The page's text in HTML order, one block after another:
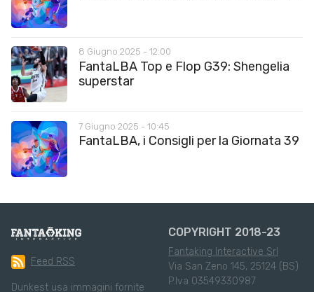
8 Giugno 2025 - 12:00
FantaLBA Top e Flop G39: Shengelia
superstar
7 Giugno 2025 - 10:45
FantaLBA, i Consigli per la Giornata 39
Feed RSS
Dunkest usa immagini fornite
COPYRIGHT 2018-23
Fantaking Interactive Srl
Via San Zeno 145, 25124 (BS)
P.Iva 03549330987